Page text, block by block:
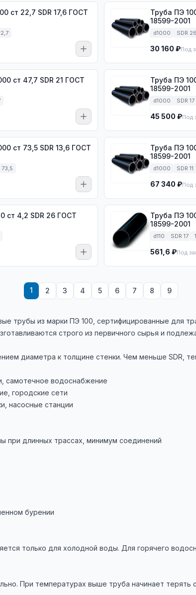
Труба ПЭ
18599-2001
d1000 SDR 26
30 160 ₽Под
ст 47,7 SDR 21 ГОСТ
Труба ПЭ
18599-2001
d1000 SDR 17
45 500 ₽Под
ст 73,5 SDR 13,6 ГОСТ
73,5
Труба ПЭ
18599-2001
d1000 SDR 11
67 340 ₽Под
ГОСТ
Труба ПЭ 100
18599-2001
d110 SDR 17
561,6 ₽Под
1 2 3 4 5 6 7 8 9
трубы из марки ПЭ 100, сертифицированные для
строго из первичного сырья и
диаметра к толщине стенки. Чем меньше SDR,
самотечное водоснабжение
городские сети
насосные станции
при длинных трассах, минимум соединений
бурении
только для холодной воды. Для горячего
При температурах выше труба начинает терять